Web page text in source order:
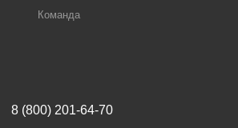
Команда
8 (800) 201-64-70